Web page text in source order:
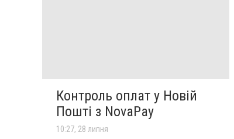
Контроль оплат у Новій
Пошті з NovaPay
10:27, 28 липня